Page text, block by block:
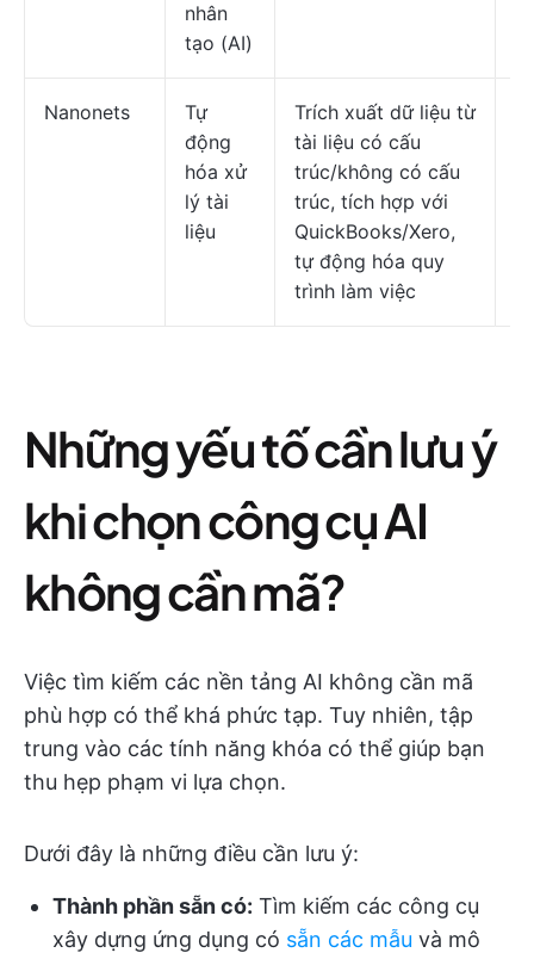
nhân
tạo (AI)
Nanonets
Tự
động
hóa xử
lý tài
liệu
Trích xuất dữ liệu từ
tài liệu có cấu
trúc/không có cấu
trúc, tích hợp với
QuickBooks/Xero,
tự động hóa quy
trình làm việc
Những yếu tố cần lưu ý
khi chọn công cụ AI
không cần mã?
Việc tìm kiếm các nền tảng AI không cần mã
phù hợp có thể khá phức tạp. Tuy nhiên, tập
trung vào các tính năng khóa có thể giúp bạn
thu hẹp phạm vi lựa chọn.
Dưới đây là những điều cần lưu ý:
Thành phần sẵn có: Tìm kiếm các công cụ
xây dựng ứng dụng có sẵn các mẫu và mô